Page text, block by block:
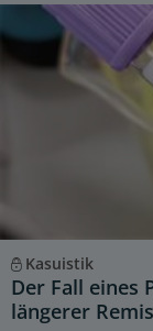
Kasuistik
Der Fall eines
längerer